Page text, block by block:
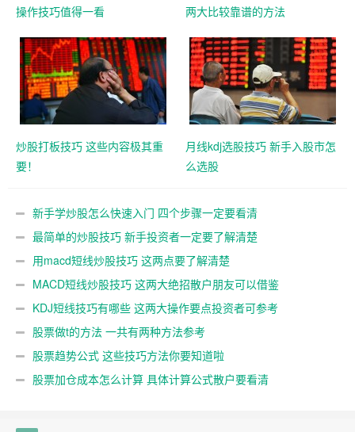
操作技巧值得一看
两大比较靠谱的方法
炒股打板技巧 这些内容极其重
要！
月线kdj选股技巧 新手入股市怎
么选股
新手学炒股怎么快速入门 四个步骤一定要看清
最简单的炒股技巧 新手投资者一定要了解清楚
用macd短线炒股技巧 这两点要了解清楚
MACD短线炒股技巧 这两大绝招散户朋友可以借鉴
KDJ短线技巧有哪些 这两大操作要点投资者可参考
股票做t的方法 一共有两种方法参考
股票趋势公式 这些技巧方法你要知道啦
股票加仓成本怎么计算 具体计算公式散户要看清